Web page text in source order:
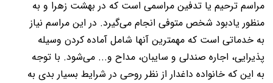
مراسم ترحیم یا تدفین مراسمی است که در بهشت زهرا و به
منظور یادبود شخص متوفی انجام می‌گیرد. در این مراسم نیاز
به خدماتی است که مهمترین آنها شامل آماده کردن وسیله
پذیرایی، اجاره صندلی و سایبان، مداح و... می‌شود. با توجه
به این که خانواده داغدار از نظر روحی در شرایط بسیار بدی به